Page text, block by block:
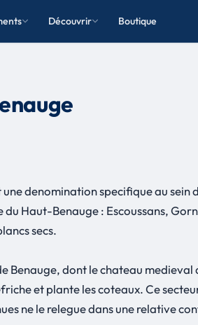
Découvrir Boutique
denomination specifique au
Haut-Benauge : Escoussans,
secs.
Benauge, dont le chateau
et plante les coteaux. Ce
ne le relegue dans une relative